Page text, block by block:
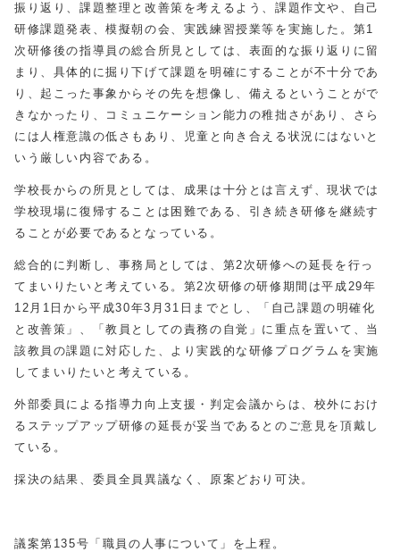
振り返り、課題整理と改善策を考えるよう、課題作文や、自己
研修課題発表、模擬朝の会、実践練習授業等を実施した。第1
次研修後の指導員の総合所見としては、表面的な振り返りに留
まり、具体的に掘り下げて課題を明確にすることが不十分であ
り、起こった事象からその先を想像し、備えるということがで
きなかったり、コミュニケーション能力の稚拙さがあり、さら
には人権意識の低さもあり、児童と向き合える状況にはないと
いう厳しい内容である。
学校長からの所見としては、成果は十分とは言えず、現状では
学校現場に復帰することは困難である、引き続き研修を継続す
ることが必要であるとなっている。
総合的に判断し、事務局としては、第2次研修への延長を行っ
てまいりたいと考えている。第2次研修の研修期間は平成29年
12月1日から平成30年3月31日までとし、「自己課題の明確化
と改善策」、「教員としての責務の自覚」に重点を置いて、当
該教員の課題に対応した、より実践的な研修プログラムを実施
してまいりたいと考えている。
外部委員による指導力向上支援・判定会議からは、校外におけ
るステップアップ研修の延長が妥当であるとのご意見を頂戴し
ている。
採決の結果、委員全員異議なく、原案どおり可決。
議案第135号「職員の人事について」を上程。